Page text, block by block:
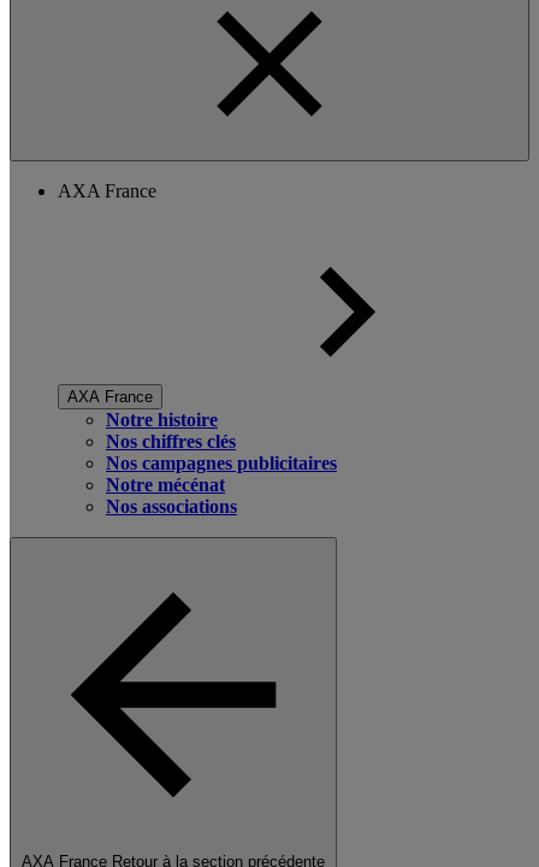
AXA France
AXA France
Notre histoire
Nos chiffres clés
Nos campagnes publicitaires
Notre mécénat
Nos associations
AXA France Retour à la section précédente